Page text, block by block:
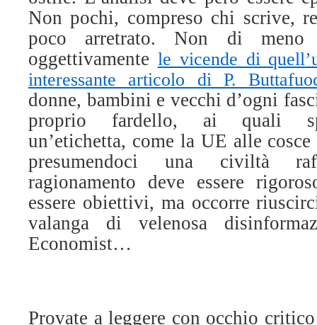
Non pochi, compreso chi scrive,
poco arretrato. Non di meno
oggettivamente le vicende di
interessante articolo di P.
donne, bambini e vecchi d’ogni
proprio fardello, ai quali
un’etichetta, come la UE alle
presumendoci una civiltà
ragionamento deve essere
essere obiettivi, ma occorre
valanga di velenosa
Economist…
Provate a leggere con occhio